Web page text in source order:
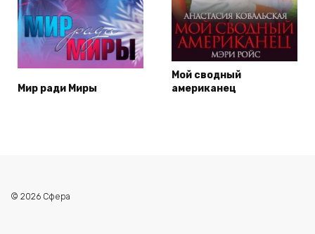
Мир ради Миры
Мой сводный
американец
© 2026 Сфера